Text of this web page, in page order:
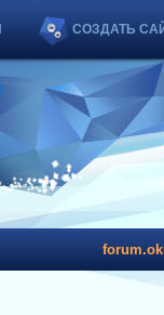
СОЗДАТЬ